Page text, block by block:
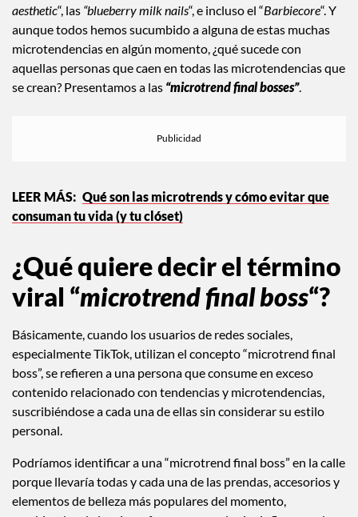
aesthetic“, las “blueberry milk nails“, e incluso el “Barbiecore“. Y
aunque todos hemos sucumbido a alguna de estas muchas
microtendencias en algún momento, ¿qué sucede con
aquellas personas que caen en todas las microtendencias que
se crean? Presentamos a las “microtrend final bosses”.
Qué son las microtrends y cómo evitar que
consuman tu vida (y tu clóset)
¿Qué quiere decir el término
viral “microtrend final boss“?
Básicamente, cuando los usuarios de redes sociales,
especialmente TikTok, utilizan el concepto “microtrend final
boss”, se refieren a una persona que consume en exceso
contenido relacionado con tendencias y microtendencias,
suscribiéndose a cada una de ellas sin considerar su estilo
personal.
Podríamos identificar a una “microtrend final boss” en la calle
porque llevaría todas y cada una de las prendas, accesorios y
elementos de belleza más populares del momento,